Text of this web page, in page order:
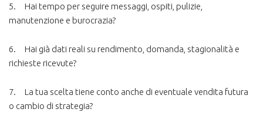
5.
Hai tempo per seguire messaggi, ospiti, pulizie,
manutenzione e burocrazia?
6.
Hai già dati reali su rendimento, domanda, stagionalità e
richieste ricevute?
7.
La tua scelta tiene conto anche di eventuale vendita futura
o cambio di strategia?